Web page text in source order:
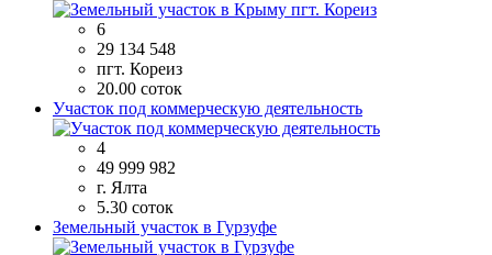
6
29 134 548
пгт. Кореиз
20.00 соток
Участок под коммерческую деятельность
4
49 999 982
г. Ялта
5.30 соток
Земельный участок в Гурзуфе